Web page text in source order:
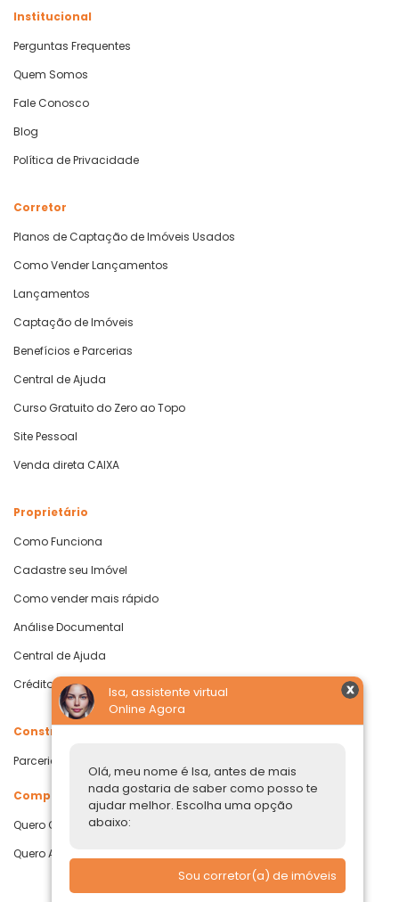
Isa, assistente virtual
Online Agora
Olá, meu nome é Isa, antes de mais
nada gostaria de saber como posso te
ajudar melhor. Escolha uma opção
abaixo:
Sou corretor(a) de imóveis
Institucional
Perguntas Frequentes
Quem Somos
Fale Conosco
Blog
Política de Privacidade
Corretor
Planos de Captação de Imóveis Usados
Como Vender Lançamentos
Lançamentos
Captação de Imóveis
Benefícios e Parcerias
Central de Ajuda
Curso Gratuito do Zero ao Topo
Site Pessoal
Venda direta CAIXA
Proprietário
Como Funciona
Cadastre seu Imóvel
Como vender mais rápido
Análise Documental
Central de Ajuda
Crédito com Garantia de Imóvel
Construtoras
Parcerias Imobiliárias
Comprar ou alugar
Quero Comprar
Quero Alugar